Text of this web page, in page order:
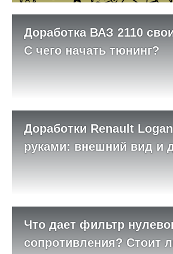
Доработка ВАЗ 2110
С чего начать тюнинг?
Доработки Renault
руками: внешний вид и
Что дает фильтр
сопротивления? Стоит